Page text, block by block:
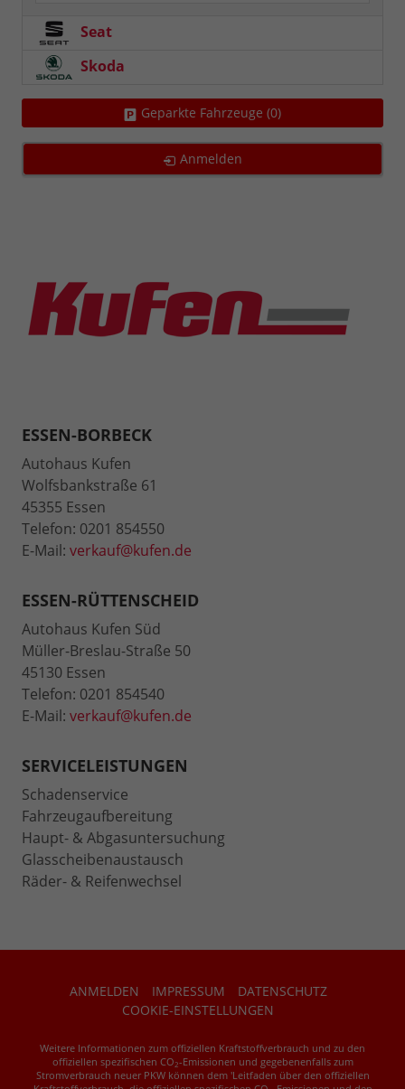
Seat
Skoda
Geparkte Fahrzeuge (0)
Anmelden
ESSEN-BORBECK
Autohaus Kufen
Wolfsbankstraße 61
45355 Essen
Telefon: 0201 854550
E-Mail: verkauf@kufen.de
ESSEN-RÜTTENSCHEID
Autohaus Kufen Süd
Müller-Breslau-Straße 50
45130 Essen
Telefon: 0201 854540
E-Mail: verkauf@kufen.de
SERVICELEISTUNGEN
Schadenservice
Fahrzeugaufbereitung
Haupt- & Abgasuntersuchung
Glasscheibenaustausch
Räder- & Reifenwechsel
ANMELDEN IMPRESSUM
DATENSCHUTZ
COOKIE-EINSTELLUNGEN
Weitere Informationen zum offiziellen Kraftstoffverbrauch und zu den
offiziellen spezifischen CO 2-Emissionen und gegebenenfalls zum
Stromverbrauch neuer PKW können dem 'Leitfaden über den offiziellen